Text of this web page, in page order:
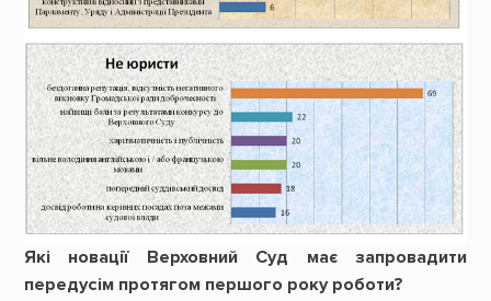
Які новації Верховний Суд має запровадити
передусім протягом першого року роботи?